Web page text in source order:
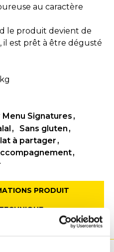
au caractère
le produit devient de
est prêt à être dégusté
Menu Signatures
Sans gluten
à partager
PRODUIT